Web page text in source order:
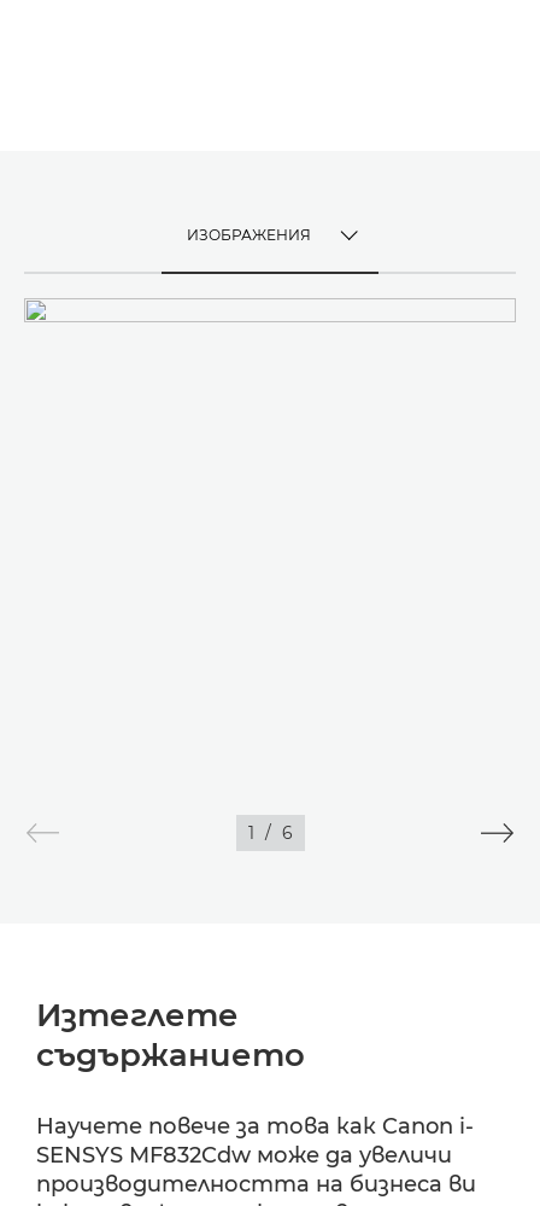
ИЗОБРАЖЕНИЯ
1 / 6
Изтеглете
съдържанието
Научете повече за това как Canon i-
SENSYS MF832Cdw може да увеличи
производителността на бизнеса ви